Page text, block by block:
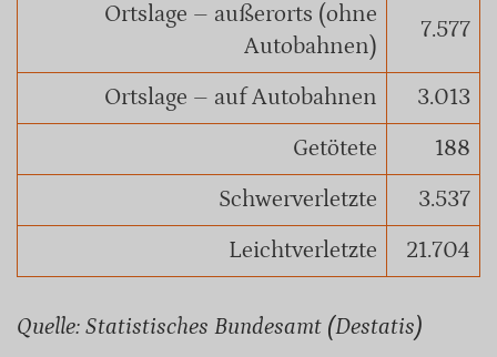
Ortslage – außerorts (ohne
Autobahnen)
7.577
Ortslage – auf Autobahnen
3.013
Getötete
188
Schwerverletzte
3.537
Leichtverletzte
21.704
Quelle: Statistisches Bundesamt (Destatis)